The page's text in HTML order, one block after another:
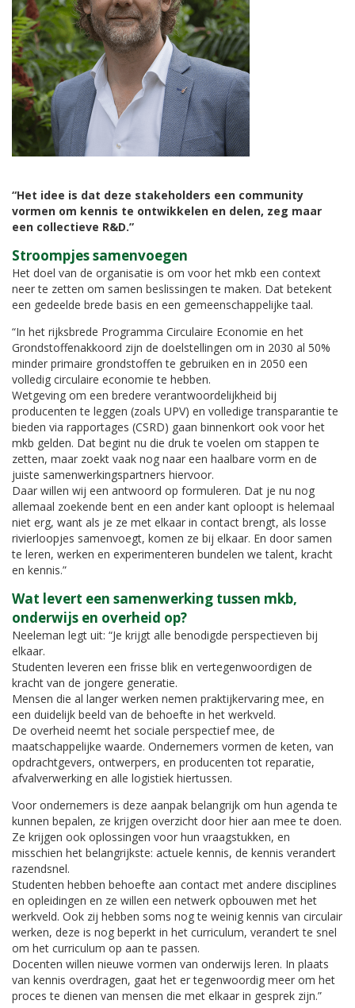
“Het idee is dat deze stakeholders een community
vormen om kennis te ontwikkelen en delen, zeg maar
een collectieve R&D.”
Stroompjes samenvoegen
Het doel van de organisatie is om voor het mkb een context
neer te zetten om samen beslissingen te maken. Dat betekent
een gedeelde brede basis en een gemeenschappelijke taal.
“In het rijksbrede Programma Circulaire Economie en het
Grondstoffenakkoord zijn de doelstellingen om in 2030 al 50%
minder primaire grondstoffen te gebruiken en in 2050 een
volledig circulaire economie te hebben.
Wetgeving om een bredere verantwoordelijkheid bij
producenten te leggen (zoals UPV) en volledige transparantie te
bieden via rapportages (CSRD) gaan binnenkort ook voor het
mkb gelden. Dat begint nu die druk te voelen om stappen te
zetten, maar zoekt vaak nog naar een haalbare vorm en de
juiste samenwerkingspartners hiervoor.
Daar willen wij een antwoord op formuleren. Dat je nu nog
allemaal zoekende bent en een ander kant oploopt is helemaal
niet erg, want als je ze met elkaar in contact brengt, als losse
rivierloopjes samenvoegt, komen ze bij elkaar. En door samen
te leren, werken en experimenteren bundelen we talent, kracht
en kennis.”
Wat levert een samenwerking tussen mkb,
onderwijs en overheid op?
Neeleman legt uit: “Je krijgt alle benodigde perspectieven bij
elkaar.
Studenten leveren een frisse blik en vertegenwoordigen de
kracht van de jongere generatie.
Mensen die al langer werken nemen praktijkervaring mee, en
een duidelijk beeld van de behoefte in het werkveld.
De overheid neemt het sociale perspectief mee, de
maatschappelijke waarde. Ondernemers vormen de keten, van
opdrachtgevers, ontwerpers, en producenten tot reparatie,
afvalverwerking en alle logistiek hiertussen.
Voor ondernemers is deze aanpak belangrijk om hun agenda te
kunnen bepalen, ze krijgen overzicht door hier aan mee te doen.
Ze krijgen ook oplossingen voor hun vraagstukken, en
misschien het belangrijkste: actuele kennis, de kennis verandert
razendsnel.
Studenten hebben behoefte aan contact met andere disciplines
en opleidingen en ze willen een netwerk opbouwen met het
werkveld. Ook zij hebben soms nog te weinig kennis van circulair
werken, deze is nog beperkt in het curriculum, verandert te snel
om het curriculum op aan te passen.
Docenten willen nieuwe vormen van onderwijs leren. In plaats
van kennis overdragen, gaat het er tegenwoordig meer om het
proces te dienen van mensen die met elkaar in gesprek zijn.”